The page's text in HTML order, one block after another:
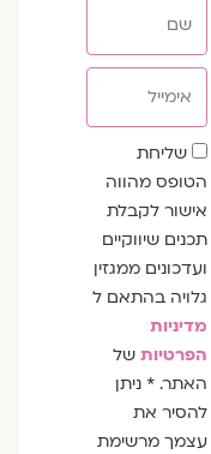
שדה
הסכמה
שליחת
הטופס מהווה
אישור לקבלת
תכנים שיווקיים
ועדכונים ממגזין
גלויה בהתאם ל
מדיניות
הפרטיותשל
האתר. * ניתן
להסיר את
עצמך מרשימת